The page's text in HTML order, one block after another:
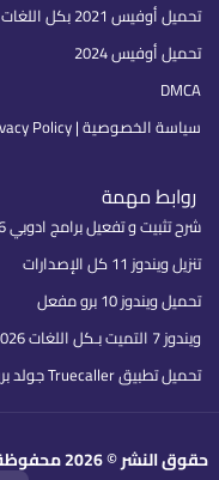
تحميل أوفيس 2021 بكل اللغات
تحميل أوفيس 2024
DMCA
سياسة الخصوصية | Privacy Policy
روابط مهمة
شرح تثبيت و تفعيل برامج ادوبي 2026
تنزيل ويندوز 11 كل الإصدارات
تحميل ويندوز 10 برو مفعل
ويندوز 7 التميت بـكل اللغات 2026
تحميل تطبيق Truecaller جولد بريميوم مهكر
حقوق النشر © 2026 محفوظة لموقع فارس الأسطوانات | FaresCD.Com